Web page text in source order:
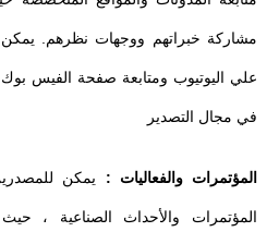
مشاركة خبراتهم ووجهات نظرهم. يمكن
علي اليوتيوب ومتابعة صفحة الفيس
في مجال التصدير
المؤتمرات والفعاليات : يمكن
المؤتمرات والأحداث الصناعية ،